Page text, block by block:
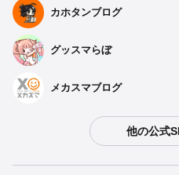
カホタンブログ
グッスマらぼ
メカスマブログ
他の公式